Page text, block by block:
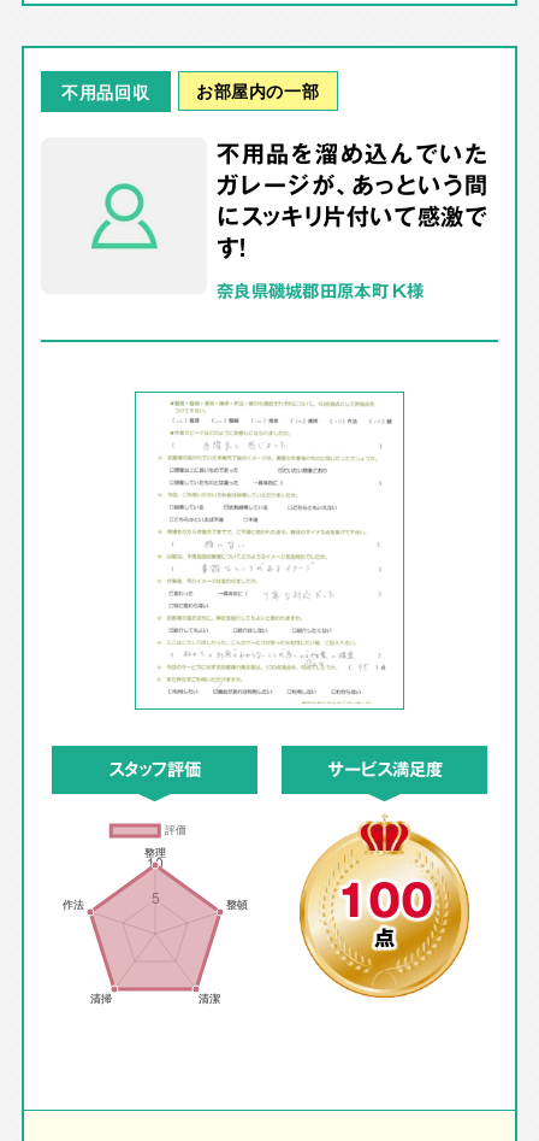
不用品回収 お部屋内の一部
不用品を溜め込んでいた
ガレージが、あっという間
にスッキリ片付いて感激で
す！
奈良県磯城郡田原本町 K様
スタッフ評価 サービス満足度
100
点